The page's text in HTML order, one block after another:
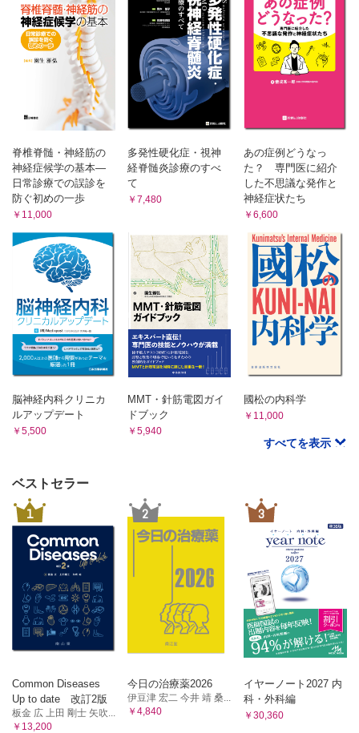
あとがき
索引
脊椎脊髄・神経筋の
神経症候学の基本―
日常診療での誤診を
防ぐ初めの一歩
￥11,000
多発性硬化症・視神
経脊髄炎診療のすべ
て
￥7,480
あの症例どうなっ
た？ 専門医に紹介
した不思議な発作と
神経症状たち
￥6,600
脳神経内科クリニカ
ルアップデート
￥5,500
MMT・針筋電図ガイ
ドブック
￥5,940
國松の内科学
￥11,000
すべてを表示
ベストセラー
1
Common Diseases
Up to date 改訂2版
板金 広 上田 剛士 矢吹...
￥13,200
2
今日の治療薬2026
伊豆津 宏二 今井 靖 桑...
￥4,840
3
イヤーノート2027 内
科・外科編
￥30,360